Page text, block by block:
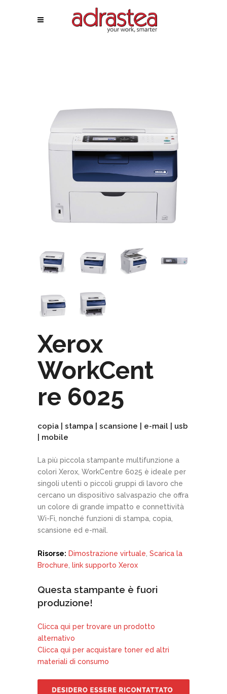
Xerox
WorkCent
re 6025
copia | stampa | scansione | e-mail | usb
| mobile
La più piccola stampante multifunzione a
colori Xerox, WorkCentre 6025 è ideale per
singoli utenti o piccoli gruppi di lavoro che
cercano un dispositivo salvaspazio che offra
un colore di grande impatto e connettività
Wi-Fi, nonché funzioni di stampa, copia,
scansione ed e-mail.
Risorse: Dimostrazione virtuale Scarica la
Brochure
link supporto Xerox
Questa stampante è fuori
produzione!
Clicca quì per trovare un prodotto
alternativo
Clicca quì per acquistare toner ed altri
materiali di consumo